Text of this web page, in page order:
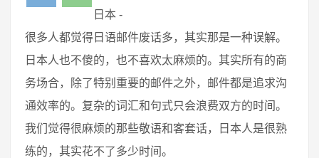
日本 -
很多人都觉得日语邮件废话多，其实那是一种误解。
日本人也不傻的，也不喜欢太麻烦的。其实所有的商
务场合，除了特别重要的邮件之外，邮件都是追求沟
通效率的。复杂的词汇和句式只会浪费双方的时间。
我们觉得很麻烦的那些敬语和客套话，日本人是很熟
练的，其实花不了多少时间。